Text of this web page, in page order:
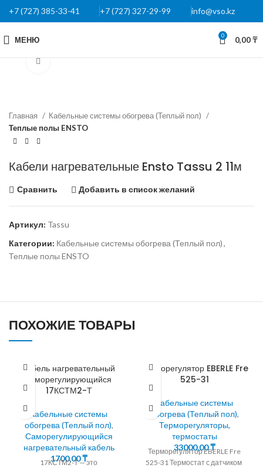
+7 (727) 385-33-41 +7 (727) 327-29-99 info@vso.kz
МЕНЮ 0 0,00₸
Главная
Кабельные системы обогрева (Теплый пол)
Теплые полы ENSTO
Кабели нагревательные Ensto Tassu 2 11м
Сравнить Добавить в список желаний
Артикул: Tassu
Категории: Кабельные системы обогрева (Теплый пол),
Теплые полы ENSTO
ПОХОЖИЕ ТОВАРЫ
Кабель нагревательный
саморегулирующийся
17КСТМ2-Т
Кабельные системы
обогрева (Теплый пол),
Саморегулирующийся
нагревательный кабель
1700,00₸
17КСТМ2-Т — это
Терморегулятор EBERLE Fre
525-31
Кабельные системы
обогрева (Теплый пол),
Терморегуляторы,
термостаты
33000,00₸
Терморегулятор EBERLE Fre
525-31 Термостат с датчиком